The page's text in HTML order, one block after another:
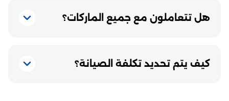
هل تتعاملون مع جميع الماركات؟
كيف يتم تحديد تكلفة الصيانة؟